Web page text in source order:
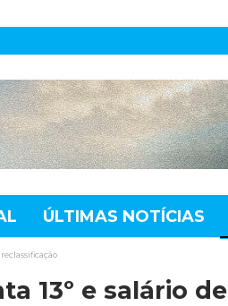
ÚLTIMAS NOTÍCIAS
TECNOLOGIA
13º e salário de